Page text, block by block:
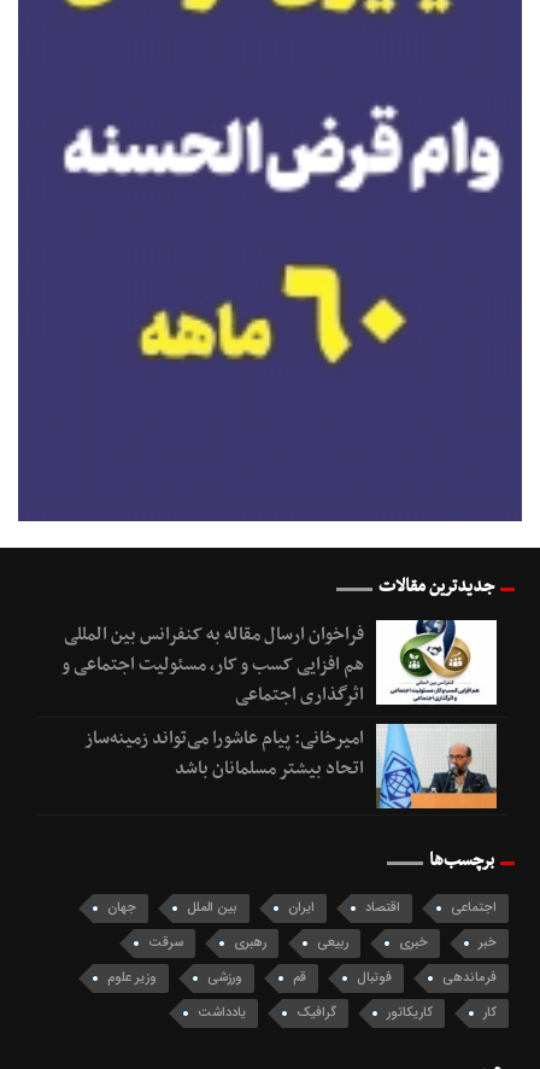
جدیدترین مقالات
فراخوان ارسال مقاله به کنفرانس بین المللی
هم افزایی کسب و کار، مسئولیت اجتماعی و
اثرگذاری اجتماعی
امیرخانی: پیام عاشورا می‌تواند زمینه‌ساز
اتحاد بیشتر مسلمانان باشد
برچسب‌ها
اجتماعی اقتصاد ایران بین الملل
جهان
خبر
خبری ربیعی رهبری
سرقت
فرماندهی
فوتبال قم ورزشی
وزیر علوم
کار
کاریکاتور گرافیک یادداشت